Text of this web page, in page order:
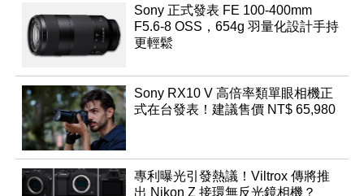
Sony 正式發表 FE 100-400mm
F5.6-8 OSS，654g 羽量化設計手持
更輕鬆
Sony RX10 V 高倍率類單眼相機正
式在台發表！建議售價 NT$ 65,980
專利曝光引發熱議！Viltrox 傳將推
出 Nikon Z 接環無反光鏡相機？